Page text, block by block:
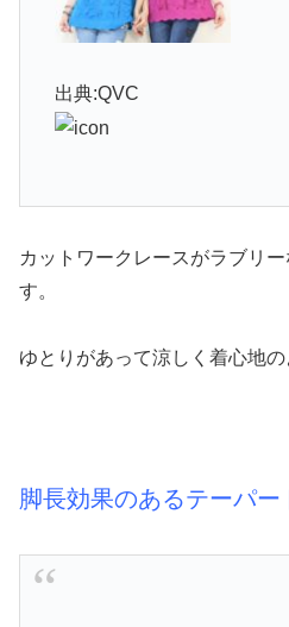
出典:QVC
カットワークレースがラブリ
す。
ゆとりがあって涼しく着心地の
脚長効果のあるテーパー